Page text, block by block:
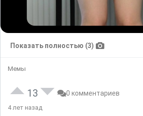
Показать полностью (3)
Мемы
13 0 комментариев
4 лет назад